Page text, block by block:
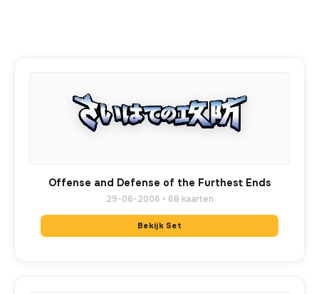
Offense and Defense of the Furthest Ends
29-06-2006 • 68 kaarten
Bekijk Set